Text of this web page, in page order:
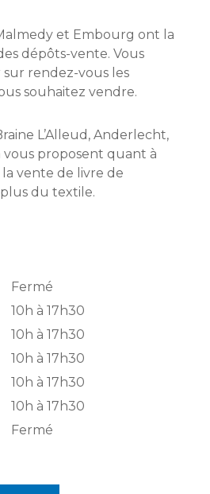
et Embourg ont la
dépôts-vente. Vous
rendez-vous les
souhaitez vendre.
L’Alleud, Anderlecht,
vous proposent quant à
vente de livre de
du textile.
Fermé
10h à 17h30
10h à 17h30
10h à 17h30
10h à 17h30
10h à 17h30
Fermé